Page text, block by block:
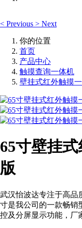
< Previous > Next
你的位置
首页
产品中心
触摸查询一体机
壁挂式红外触摸
65寸壁挂
版
武汉怡波达专注于高品
寸是我公司的一款畅销
控及分屏显示功能，厂